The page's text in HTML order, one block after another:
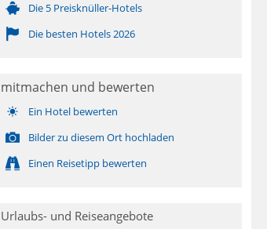
Die 5 Preisknüller-Hotels
Die besten Hotels 2026
mitmachen und bewerten
Ein Hotel bewerten
Bilder zu diesem Ort hochladen
Einen Reisetipp bewerten
Urlaubs- und Reiseangebote